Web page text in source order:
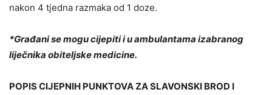
nakon 4 tjedna razmaka od 1 doze.
*Građani se mogu cijepiti i u ambulantama izabranog
liječnika obiteljske medicine.
POPIS CIJEPNIH PUNKTOVA ZA SLAVONSKI BROD I